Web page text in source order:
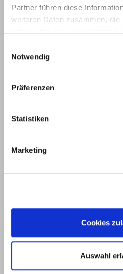
Partner führen diese
weiteren Daten zusammen, die
Notwendig
Präferenzen
Statistiken
Marketing
Cookies
Auswahl
E.u.r.o.Tec GmbH
Hofe 5
Timber engineering
Dry construction